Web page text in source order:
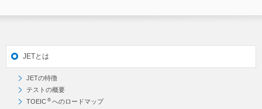
JETとは
JETの特徴
テストの概要
TOEIC ® へのロードマップ